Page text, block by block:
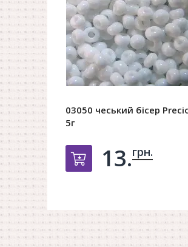
03050 чеський бісер
5г
Добавить в
13.грн.